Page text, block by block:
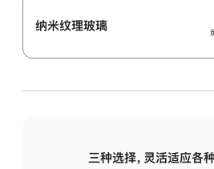
纳米纹理玻璃
三种选择，灵活适应各